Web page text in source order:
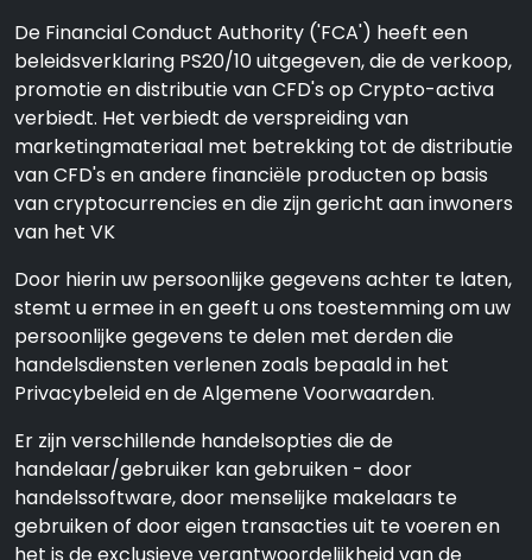
De Financial Conduct Authority ('FCA') heeft een
beleidsverklaring PS20/10 uitgegeven, die de verkoop,
promotie en distributie van CFD's op Crypto-activa
verbiedt. Het verbiedt de verspreiding van
marketingmateriaal met betrekking tot de distributie
van CFD's en andere financiële producten op basis
van cryptocurrencies en die zijn gericht aan inwoners
van het VK
Door hierin uw persoonlijke gegevens achter te laten,
stemt u ermee in en geeft u ons toestemming om uw
persoonlijke gegevens te delen met derden die
handelsdiensten verlenen zoals bepaald in het
Privacybeleid en de Algemene Voorwaarden.
Er zijn verschillende handelsopties die de
handelaar/gebruiker kan gebruiken - door
handelssoftware, door menselijke makelaars te
gebruiken of door eigen transacties uit te voeren en
het is de exclusieve verantwoordelijkheid van de